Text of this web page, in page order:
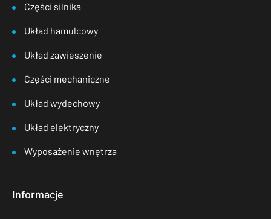
Części silnika
Układ hamulcowy
Układ zawieszenie
Części mechaniczne
Układ wydechowy
Układ elektryczny
Wyposażenie wnętrza
Informacje